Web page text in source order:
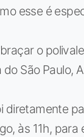
esse é
o
São Paulo,
diretamente
às 11h,